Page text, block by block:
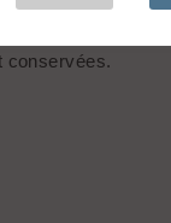
cédilles, etc...
conservées.